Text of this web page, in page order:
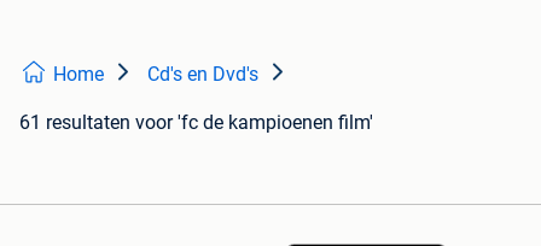
Home Cd's en Dvd's
61 resultaten voor 'fc de kampioenen film'